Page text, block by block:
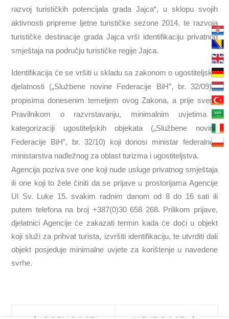
razvoj turističkih potencijala grada Jajca“, u sklopu svojih
aktivnosti pripreme ljetne turističke sezone 2014. te razvoja
turističke destinacije grada Jajca vrši identifikaciju privatnog
smještaja na području turističke regije Jajca.
Identifikacija će se vršiti u skladu sa zakonom o ugostiteljskoj
djelatnosti („Službene novine Federacije BiH”, br. 32/09) i
propisima donesenim temeljem ovog Zakona, a prije svega
Pravilnikom o razvrstavanju, minimalnim uvjetima i
kategorizaciji ugostiteljskih objekata („Službene novine
Federacije BiH”, br. 32/10) koji donosi ministar federalnog
ministarstva nadležnog za oblast turizma i ugostiteljstva.
Agencija poziva sve one koji nude usluge privatnog smještaja
ili one koji to žele činiti da se prijave u prostorijama Agencije
Ul Sv. Luke 15. svakim radnim danom od 8 do 16 sati ili
putem telefona na broj +387(0)30 658 268. Prilikom prijave,
djelatnici Agencije će zakazati termin kada će doći u objekt
koji služi za prihvat turista, izvršiti identifikaciju, te utvrditi dali
objekt posjeduje minimalne uvjete za korištenje u navedene
svrhe.